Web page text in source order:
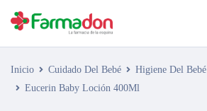
Inicio Cuidado Del Bebé Higiene Del Bebé
Eucerin Baby Loción 400Ml